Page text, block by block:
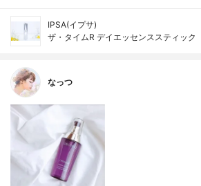
IPSA(イプサ)
ザ・タイムR デイエッセンススティック
なっつ